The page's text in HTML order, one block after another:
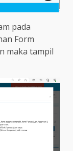
pada
Form
maka tampil